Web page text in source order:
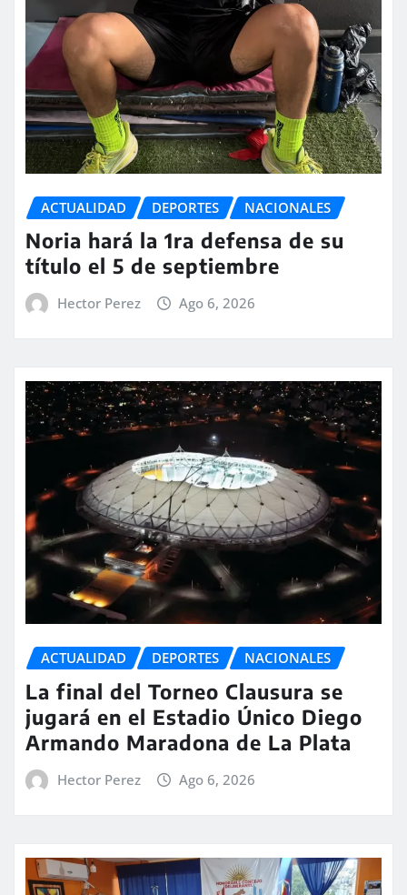
ACTUALIDAD DEPORTES NACIONALES
Noria hará la 1ra defensa de su
título el 5 de septiembre
Hector Perez Ago 6, 2026
ACTUALIDAD DEPORTES NACIONALES
La final del Torneo Clausura se
jugará en el Estadio Único Diego
Armando Maradona de La Plata
Hector Perez Ago 6, 2026